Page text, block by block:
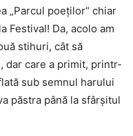
„Parcul poeților“ chiar
Festival! Da, acolo am
stihuri, cât să
dar care a primit, printr-
sub semnul harului
păstra până la sfârșitul